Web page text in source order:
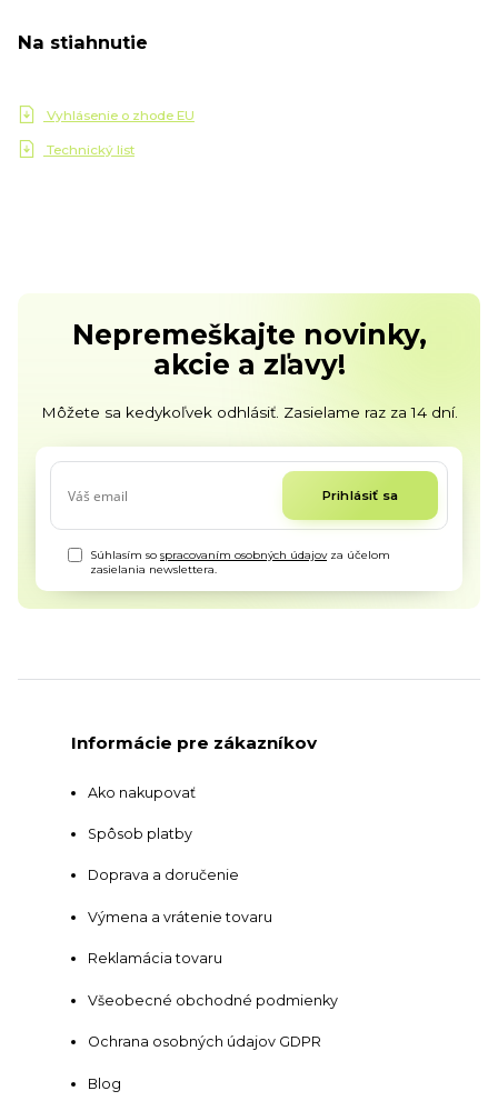
Na stiahnutie
Vyhlásenie o zhode EU
Technický list
Nepremeškajte novinky,
akcie a zľavy!
Môžete sa kedykoľvek odhlásiť. Zasielame raz za 14 dní.
Prihlásiť sa
Súhlasím sospracovaním osobných údajovza účelom
zasielania newslettera.
Informácie pre zákazníkov
Ako nakupovať
Spôsob platby
Doprava a doručenie
Výmena a vrátenie tovaru
Reklamácia tovaru
Všeobecné obchodné podmienky
Ochrana osobných údajov GDPR
Blog